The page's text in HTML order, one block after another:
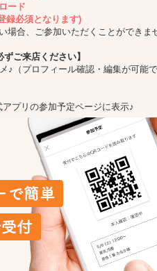
ード
録必須となります)
合、ご参加いただくことができま
ずご来店ください】
♪（プロフィール確認・編集が可能で
プリの参加予定ページに表示♪